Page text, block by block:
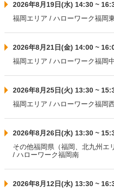
2026年8月19日(水) 14:30 ~
福岡エリア / ハローワーク福岡
2026年8月21日(金) 14:00 ~
福岡エリア / ハローワーク福岡
2026年8月25日(火) 13:30 ~
福岡エリア / ハローワーク福岡
2026年8月26日(水) 13:30 ~
その他福岡県（福岡、北九州エ
/ ハローワーク福岡南
2026年8月12日(水) 13:30 ~